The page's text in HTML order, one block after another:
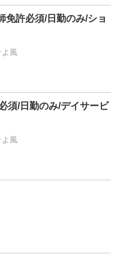
免許必須/日勤のみ/ショ
風
須/日勤のみ/デイサービ
風